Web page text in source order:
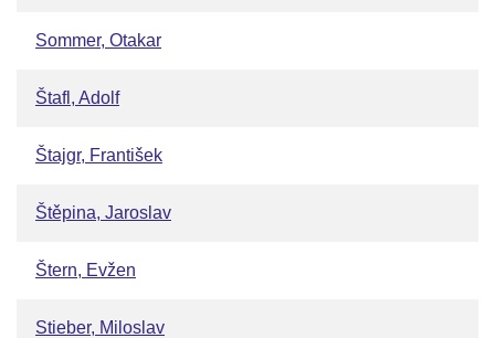
Sommer, Otakar
Štafl, Adolf
Štajgr, František
Štěpina, Jaroslav
Štern, Evžen
Stieber, Miloslav